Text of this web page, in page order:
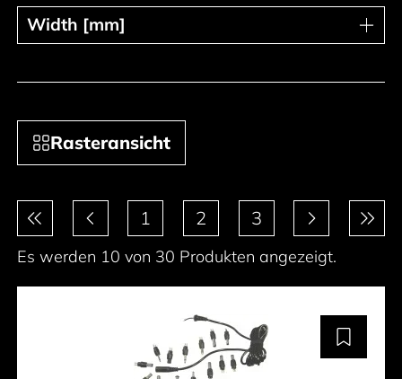
Rasteransicht
Paginierung 1 2 3
Es werden 10 von 30 Produkten angezeigt.
Width [mm]
Width [mm]